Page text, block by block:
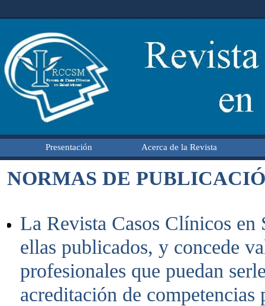
Presentación Acerca de la Revista
NORMAS DE
La Revista Casos Clínicos
ellas publicados, y concede
profesionales que puedan
acreditación de